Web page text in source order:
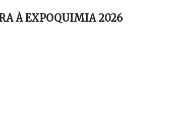
À EXPOQUIMIA 2026